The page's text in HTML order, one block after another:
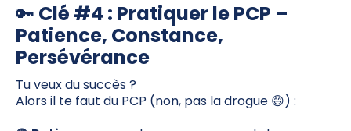
🔑 Clé #4 : Pratiquer le PCP –
Patience, Constance,
Persévérance
Tu veux du succès ?
Alors il te faut du PCP (non, pas la drogue 😄) :